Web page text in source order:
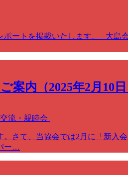
ートを掲載いたします。 大
案内（2025年2月10日
流・親睦会
さて、当協会では2月に「新入
ー…